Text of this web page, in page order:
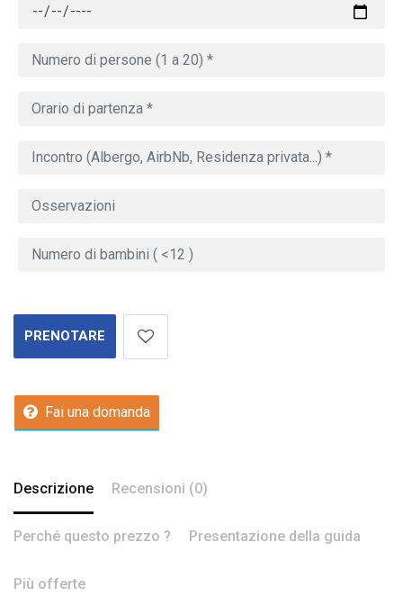
PRENOTARE
Fai una domanda
Descrizione Recensioni (0)
Perché questo prezzo ? Presentazione della guida
Più offerte